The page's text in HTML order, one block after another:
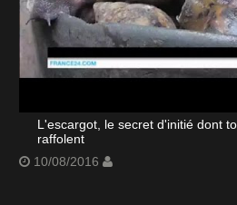
L'escargot, le secret d'initié dont
raffolent
10/08/2016